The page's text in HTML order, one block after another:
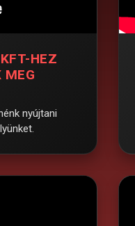
HEZ
MEG
nyújtani